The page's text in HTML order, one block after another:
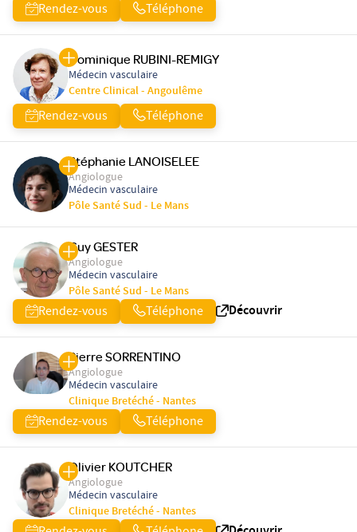
Rendez-vous Téléphone
Dominique RUBINI-REMIGY
Médecin vasculaire
Centre Clinical - Angoulême
Rendez-vous Téléphone
Stéphanie LANOISELEE
Angiologue
Médecin vasculaire
Pôle Santé Sud - Le Mans
Guy GESTER
Angiologue
Médecin vasculaire
Pôle Santé Sud - Le Mans
Rendez-vous Téléphone Découvrir
Pierre SORRENTINO
Angiologue
Médecin vasculaire
Clinique Bretéché - Nantes
Rendez-vous Téléphone
Olivier KOUTCHER
Angiologue
Médecin vasculaire
Clinique Bretéché - Nantes